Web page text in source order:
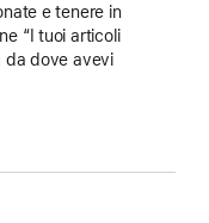
e tenere in
“I tuoi articoli
da dove avevi